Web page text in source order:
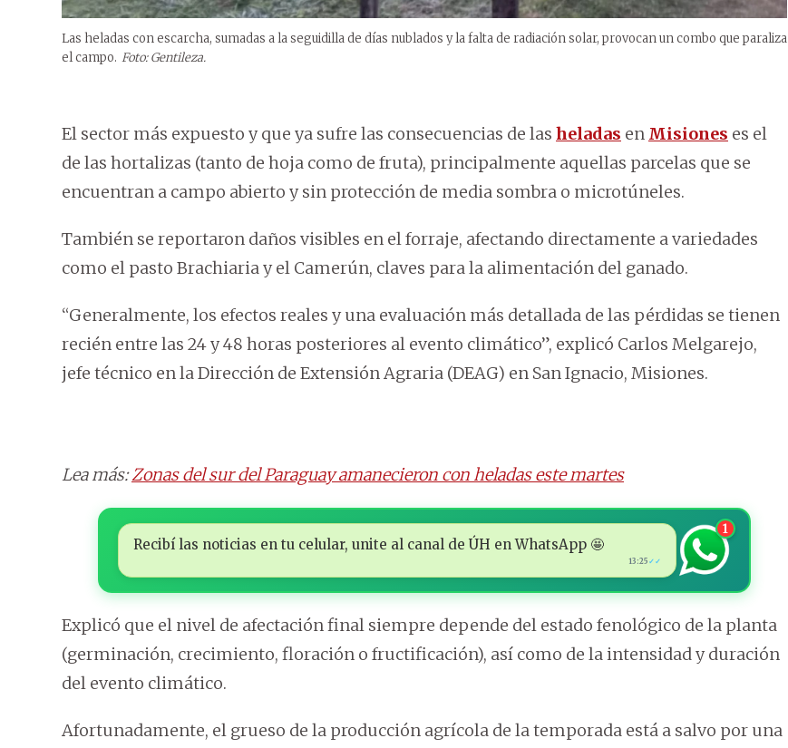
Las heladas con escarcha, sumadas a la seguidilla de días nublados y la falta de radiación solar, provocan un combo que paraliza
el campo. Foto: Gentileza.
El sector más expuesto y que ya sufre las consecuencias de las heladas en Misiones es el
de las hortalizas (tanto de hoja como de fruta), principalmente aquellas parcelas que se
encuentran a campo abierto y sin protección de media sombra o microtúneles.
También se reportaron daños visibles en el forraje, afectando directamente a variedades
como el pasto Brachiaria y el Camerún, claves para la alimentación del ganado.
“Generalmente, los efectos reales y una evaluación más detallada de las pérdidas se tienen
recién entre las 24 y 48 horas posteriores al evento climático”, explicó Carlos Melgarejo,
jefe técnico en la Dirección de Extensión Agraria (DEAG) en San Ignacio, Misiones.
Lea más:Zonas del sur del Paraguay amanecieron con heladas este martes
Recibí las noticias en tu celular, unite al canal de ÚH en WhatsApp 🤩
13:25 ✓✓
1
Explicó que el nivel de afectación final siempre depende del estado fenológico de la planta
(germinación, crecimiento, floración o fructificación), así como de la intensidad y duración
del evento climático.
Afortunadamente, el grueso de la producción agrícola de la temporada está a salvo por una